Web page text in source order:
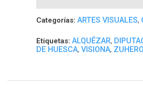
Categorías: ARTES VISUALES,
Etiquetas: ALQUÉZAR,
DE HUESCA, VISIONA,